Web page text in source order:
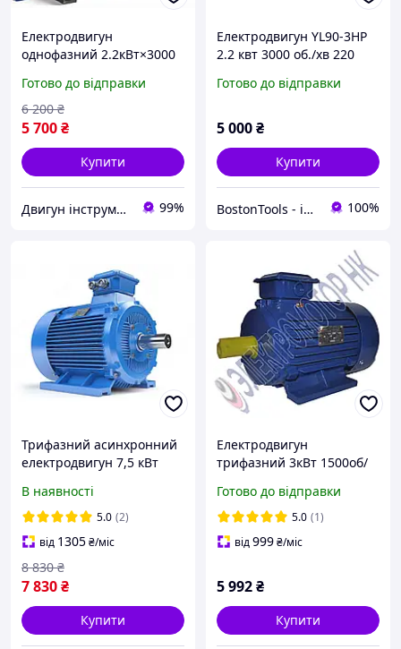
Електродвигун
однофазний 2.2кВт×3000
дровокола,
циркулярки,компресора,
мідна обмотка+
Готово до відправки
5 700₴
6 200 ₴
Купити
Двигун інструмент 99%
Електродвигун YL90-3HP
2.2 квт 3000 об./хв 220
Готово до відправки
5 000₴
Купити
BostonTools - інтернет магазин 100%
Трифазний асинхронний
електродвигун 7,5 кВт
(IM1081) на Лапах
В наявності
5.0 (2)
від 1305₴/міс
7 830₴
8 830 ₴
Купити
Електродвигун
трифазний 3кВт 1500об/
Готово до відправки
5.0 (1)
від999₴/міс
5 992₴
Купити